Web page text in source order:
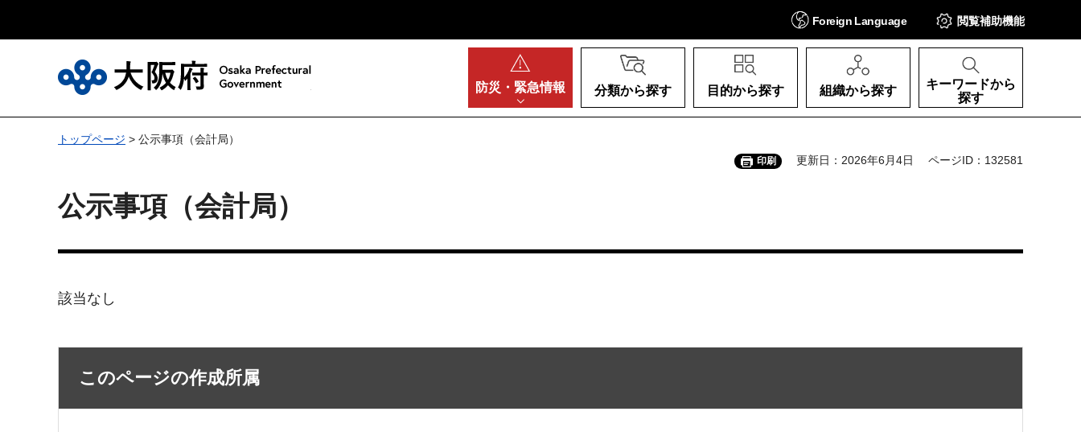
Foreign Language 閲覧補助機能
防災・ 緊急情報 分類から探す 目的から探す 組織から探す
キーワードから
探す
トップページ > 公示事項（会計局）
印刷 更新日：2026年6月4日 ページID：132581
公示事項（会計局）
該当なし
このページの作成所属